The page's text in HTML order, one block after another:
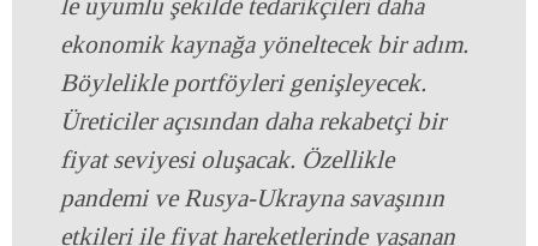
le uyumlu şekilde tedarikçileri daha
ekonomik kaynağa yöneltecek bir adım.
Böylelikle portföyleri genişleyecek.
Üreticiler açısından daha rekabetçi bir
fiyat seviyesi oluşacak. Özellikle
pandemi ve Rusya-Ukrayna savaşının
etkileri ile fiyat hareketlerinde yaşanan